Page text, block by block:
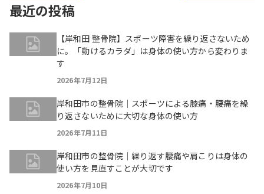
最近の投稿
【岸和田 整骨院】スポーツ障害を繰り返さないため
に。「動けるカラダ」は身体の使い方から変わりま
す
2026年7月12日
岸和田市の整骨院｜スポーツによる膝痛・腰痛を繰
り返さないために大切な身体の使い方
2026年7月11日
岸和田市の整骨院｜繰り返す腰痛や肩こりは身体の
使い方を見直すことが大切です
2026年7月10日